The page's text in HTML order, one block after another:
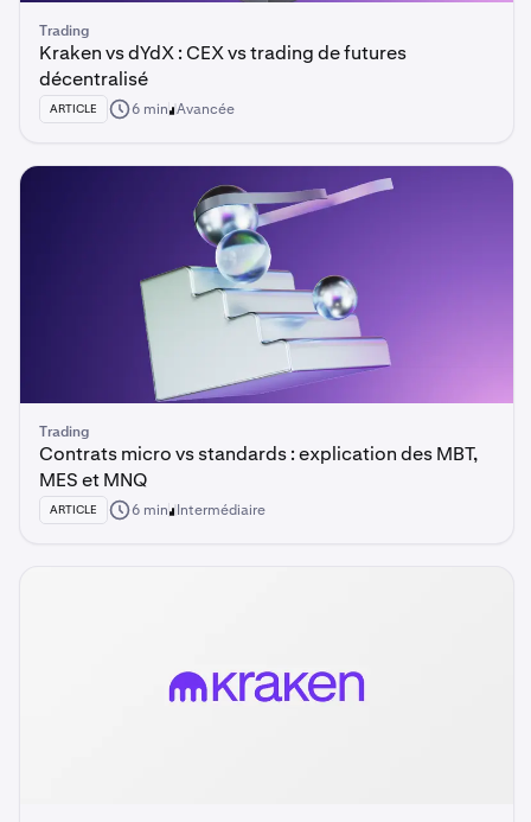
Trading
Kraken vs dYdX : CEX vs trading de futures
décentralisé
ARTICLE 6 min Avancée
Trading
Contrats micro vs standards : explication des MBT,
MES et MNQ
ARTICLE 6 min Intermédiaire